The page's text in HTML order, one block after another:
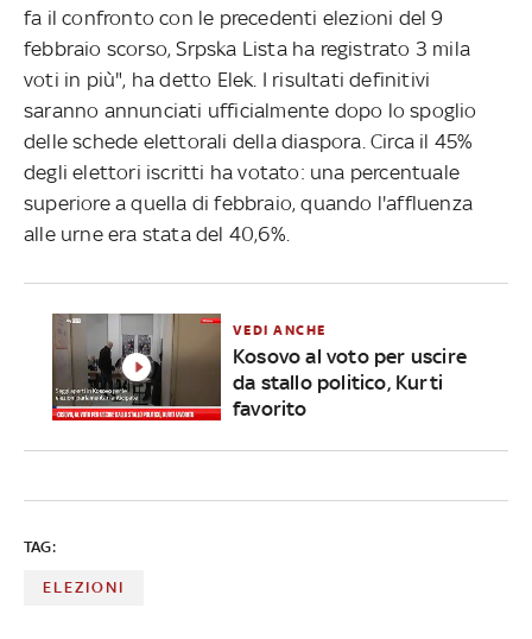
fa il confronto con le precedenti elezioni del 9
febbraio scorso, Srpska Lista ha registrato 3 mila
voti in più", ha detto Elek. I risultati definitivi
saranno annunciati ufficialmente dopo lo spoglio
delle schede elettorali della diaspora. Circa il 45%
degli elettori iscritti ha votato: una percentuale
superiore a quella di febbraio, quando l'affluenza
alle urne era stata del 40,6%.
VEDI ANCHE
Kosovo al voto per uscire
da stallo politico, Kurti
favorito
TAG:
ELEZIONI